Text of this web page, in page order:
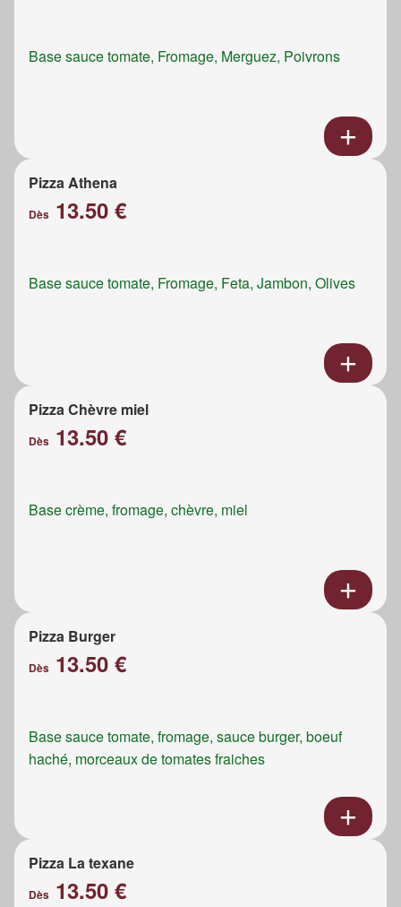
Base sauce tomate, Fromage, Merguez, Poivrons
Pizza Athena
Dès 13.50 €
Base sauce tomate, Fromage, Feta, Jambon, Olives
Pizza Chèvre miel
Dès 13.50 €
Base crème, fromage, chèvre, miel
Pizza Burger
Dès 13.50 €
Base sauce tomate, fromage, sauce burger, boeuf
haché, morceaux de tomates fraiches
Pizza La texane
Dès 13.50 €